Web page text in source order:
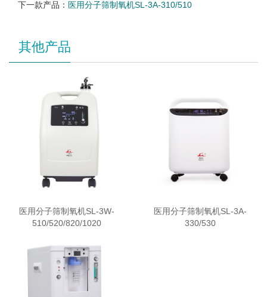
下一款产品： 医用分子筛制氧机SL-3A-310/510
其他产品
医用分子筛制氧机SL-3W-
510/520/820/1020
医用分子筛制氧机SL-3A-
330/530